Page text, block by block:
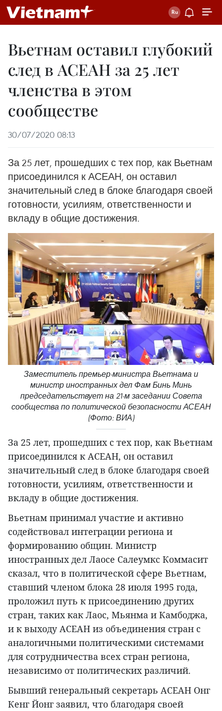
Вьетнам оставил глубокий
след в АСЕАН за 25 лет
членства в этом
сообществе
30/07/2020 08:13
За 25 лет, прошедших с тех пор, как Вьетнам
присоединился к АСЕАН, он оставил
значительный след в блоке благодаря своей
готовности, усилиям, ответственности и
вкладу в общие достижения.
Заместитель премьер-министра Вьетнама и
министр иностранных дел Фам Бинь Минь
председательствует на 21-м заседании Совета
сообщества по политической безопасности АСЕАН
(Фото: ВИА)
За 25 лет, прошедших с тех пор, как Вьетнам
присоединился к АСЕАН, он оставил
значительный след в блоке благодаря своей
готовности, усилиям, ответственности и
вкладу в общие достижения.
Вьетнам принимал участие и активно
содействовал интеграции региона и
формированию общин. Министр
иностранных дел Лаосе Салеумкс Коммасит
сказал, что в политической сфере Вьетнам,
ставший членом блока 28 июля 1995 года,
проложил путь к присоединению других
стран, таких как Лаос, Мьянма и Камбоджа,
и к выходу АСЕАН из объединения стран с
аналогичными политическими системами
для сотрудничества всех стран региона,
независимо от политических различий.
Бывший генеральный секретарь АСЕАН Онг
Кенг Йонг заявил, что благодаря своей